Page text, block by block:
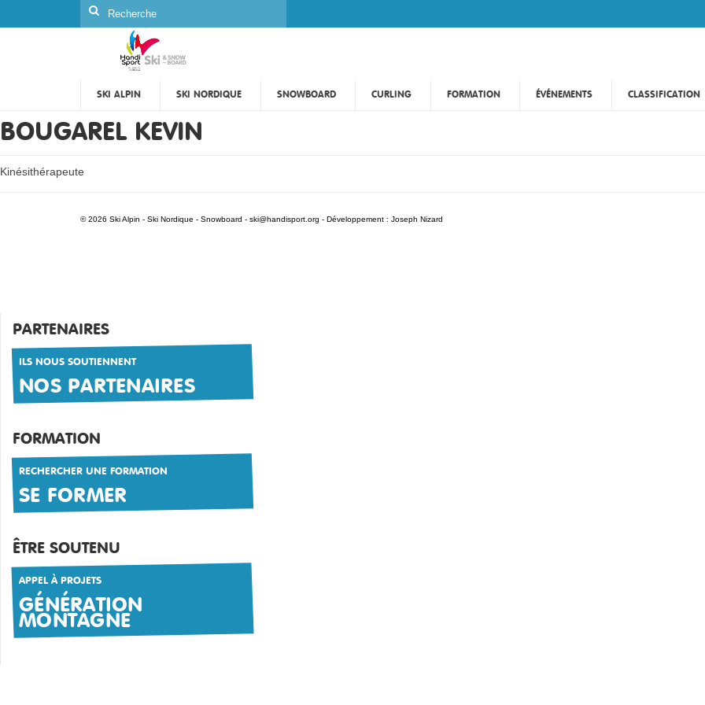
Rechercher
SKI ALPIN SKI NORDIQUE SNOWBOARD CURLING FORMATION ÉVÉNEMENTS CLASSIFICATION
BOUGAREL KEVIN
Kinésithérapeute
© 2026 Ski Alpin - Ski Nordique - Snowboard - ski@handisport.org - Développement : Joseph Nizard
PARTENAIRES
ILS NOUS SOUTIENNENT
NOS PARTENAIRES
FORMATION
RECHERCHER UNE FORMATION
SE FORMER
ÊTRE SOUTENU
APPEL À PROJETS
GÉNÉRATION
MONTAGNE